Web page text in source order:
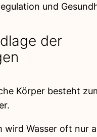
und
der
Körper besteht
wird Wasser oft nur